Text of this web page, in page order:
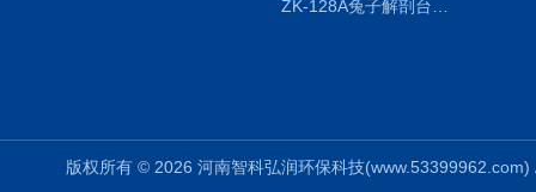
版权所有 © 2026 河南智科弘润环保科技